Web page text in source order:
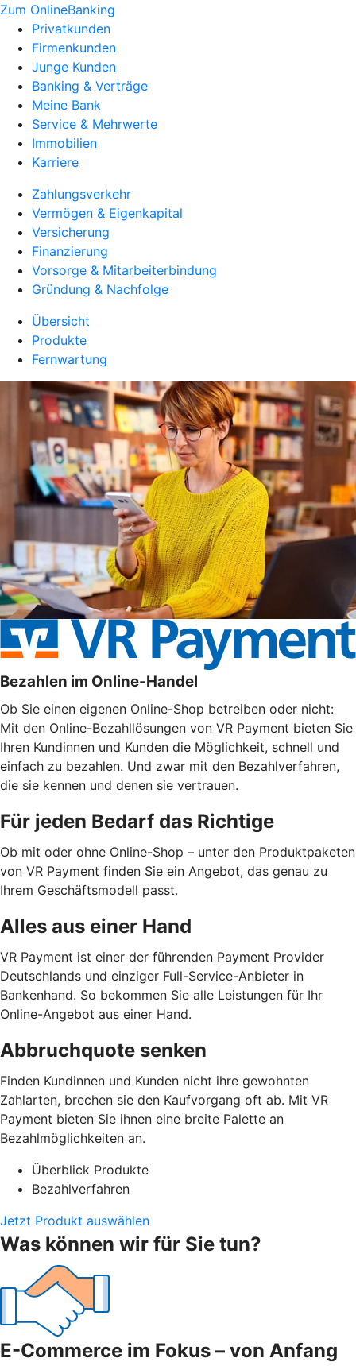
Zum OnlineBanking
Privatkunden
Firmenkunden
Junge Kunden
Banking & Verträge
Meine Bank
Service & Mehrwerte
Immobilien
Karriere
Zahlungsverkehr
Vermögen & Eigenkapital
Versicherung
Finanzierung
Vorsorge & Mitarbeiterbindung
Gründung & Nachfolge
Übersicht
Produkte
Fernwartung
Bezahlen im Online-Handel
Ob Sie einen eigenen Online-Shop betreiben oder nicht:
Mit den Online-Bezahllösungen von VR Payment bieten Sie
Ihren Kundinnen und Kunden die Möglichkeit, schnell und
einfach zu bezahlen. Und zwar mit den Bezahlverfahren,
die sie kennen und denen sie vertrauen.
Für jeden Bedarf das Richtige
Ob mit oder ohne Online-Shop – unter den Produktpaketen
von VR Payment finden Sie ein Angebot, das genau zu
Ihrem Geschäftsmodell passt.
Alles aus einer Hand
VR Payment ist einer der führenden Payment Provider
Deutschlands und einziger Full-Service-Anbieter in
Bankenhand. So bekommen Sie alle Leistungen für Ihr
Online-Angebot aus einer Hand.
Abbruchquote senken
Finden Kundinnen und Kunden nicht ihre gewohnten
Zahlarten, brechen sie den Kaufvorgang oft ab. Mit VR
Payment bieten Sie ihnen eine breite Palette an
Bezahlmöglichkeiten an.
Überblick Produkte
Bezahlverfahren
Jetzt Produkt auswählen
Was können wir für Sie tun?
E-Commerce im Fokus – von Anfang